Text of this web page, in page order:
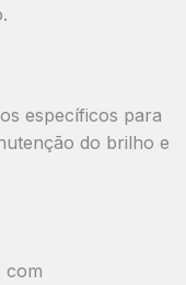
específicos para
do brilho e
com